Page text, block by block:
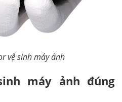
vệ sinh máy ảnh
máy ảnh đúng